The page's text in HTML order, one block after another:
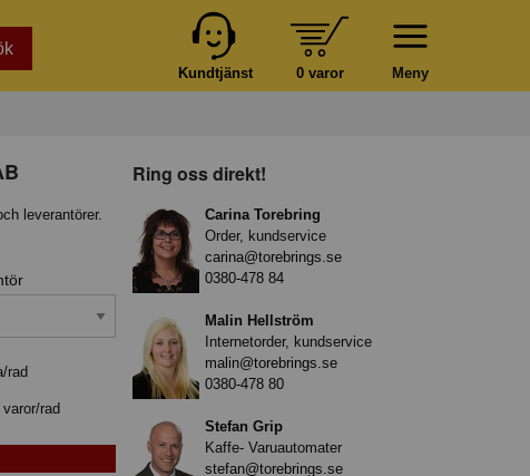
Meny
0 varor
Kundtjänst
leverantörer.
rad
rad
Ring oss direkt!
Carina Torebring
Order, kundservice
carina@torebrings.se
0380-478 84
Malin Hellström
Internetorder, kundservice
malin@torebrings.se
0380-478 80
Stefan Grip
Kaffe- Varuautomater
stefan@torebrings.se